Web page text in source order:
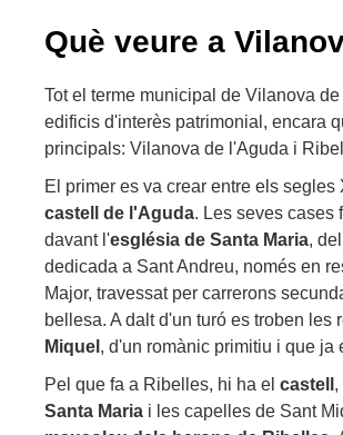
Què veure a
Tot el terme municipal de Vilanova
edificis d'interès patrimonial, encara
principals: Vilanova de l'Aguda i
El primer es va crear entre els
castell de l'Aguda. Les seves cases
davant l'església de Santa Maria,
dedicada a Sant Andreu, només en
Major, travessat per carrerons
bellesa. A dalt d'un turó es troben
Miquel , d'un romànic primitiu i que ja
Pel que fa a Ribelles, hi ha el castell ,
Santa Maria i les capelles de Sant